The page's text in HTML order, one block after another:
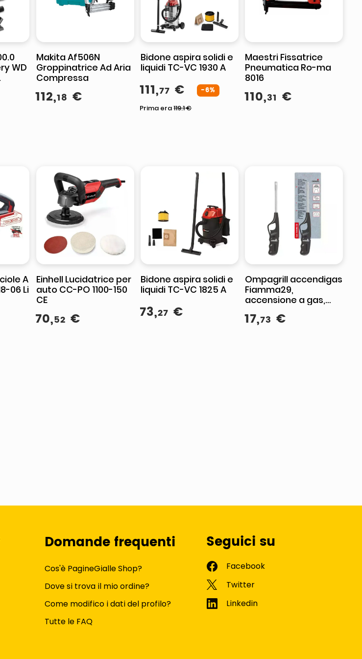
WD
Makita Af506N
Groppinatrice Ad Aria
Compressa
112,18 €
Bidone aspira solidi e
liquidi TC-VC 1930 A
111,77 € -6%
Prima era119.1€
Maestri Fissatrice
Pneumatica Ro-ma
8016
110,31 €
A
06 Li
Einhell Lucidatrice per
auto CC-PO 1100-150
CE
70,52 €
Bidone aspira solidi e
liquidi TC-VC 1825 A
73,27 €
Ompagrill accendigas
Fiamma29,
accensione a gas,
17,73 €
Domande frequenti
Cos'è PagineGialle Shop?
Dove si trova il mio ordine?
Come modifico i dati del profilo?
Tutte le FAQ
Seguici su